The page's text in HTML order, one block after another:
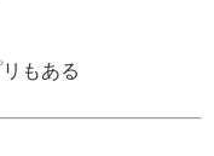
もある